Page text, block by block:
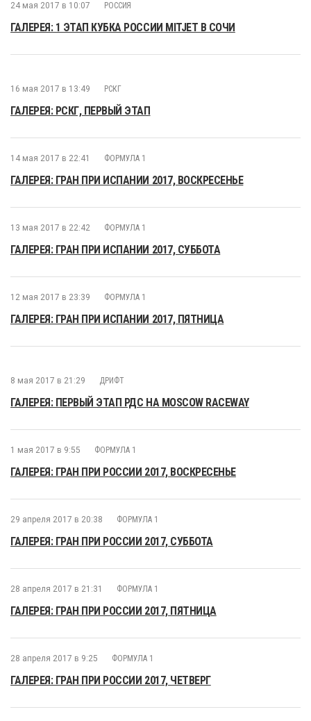
24 мая 2017 в 10:07 РОССИЯ
ГАЛЕРЕЯ: 1 ЭТАП КУБКА РОССИИ MITJET В СОЧИ
16 мая 2017 в 13:49 РСКГ
ГАЛЕРЕЯ: РСКГ, ПЕРВЫЙ ЭТАП
14 мая 2017 в 22:41 ФОРМУЛА 1
ГАЛЕРЕЯ: ГРАН ПРИ ИСПАНИИ 2017, ВОСКРЕСЕНЬЕ
13 мая 2017 в 22:42 ФОРМУЛА 1
ГАЛЕРЕЯ: ГРАН ПРИ ИСПАНИИ 2017, СУББОТА
12 мая 2017 в 23:39 ФОРМУЛА 1
ГАЛЕРЕЯ: ГРАН ПРИ ИСПАНИИ 2017, ПЯТНИЦА
8 мая 2017 в 21:29 ДРИФТ
ГАЛЕРЕЯ: ПЕРВЫЙ ЭТАП РДС НА MOSCOW RACEWAY
1 мая 2017 в 9:55 ФОРМУЛА 1
ГАЛЕРЕЯ: ГРАН ПРИ РОССИИ 2017, ВОСКРЕСЕНЬЕ
29 апреля 2017 в 20:38 ФОРМУЛА 1
ГАЛЕРЕЯ: ГРАН ПРИ РОССИИ 2017, СУББОТА
28 апреля 2017 в 21:31 ФОРМУЛА 1
ГАЛЕРЕЯ: ГРАН ПРИ РОССИИ 2017, ПЯТНИЦА
28 апреля 2017 в 9:25 ФОРМУЛА 1
ГАЛЕРЕЯ: ГРАН ПРИ РОССИИ 2017, ЧЕТВЕРГ